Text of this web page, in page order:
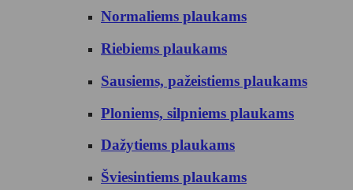
Normaliems plaukams
Riebiems plaukams
Sausiems, pažeistiems plaukams
Ploniems, silpniems plaukams
Dažytiems plaukams
Šviesintiems plaukams